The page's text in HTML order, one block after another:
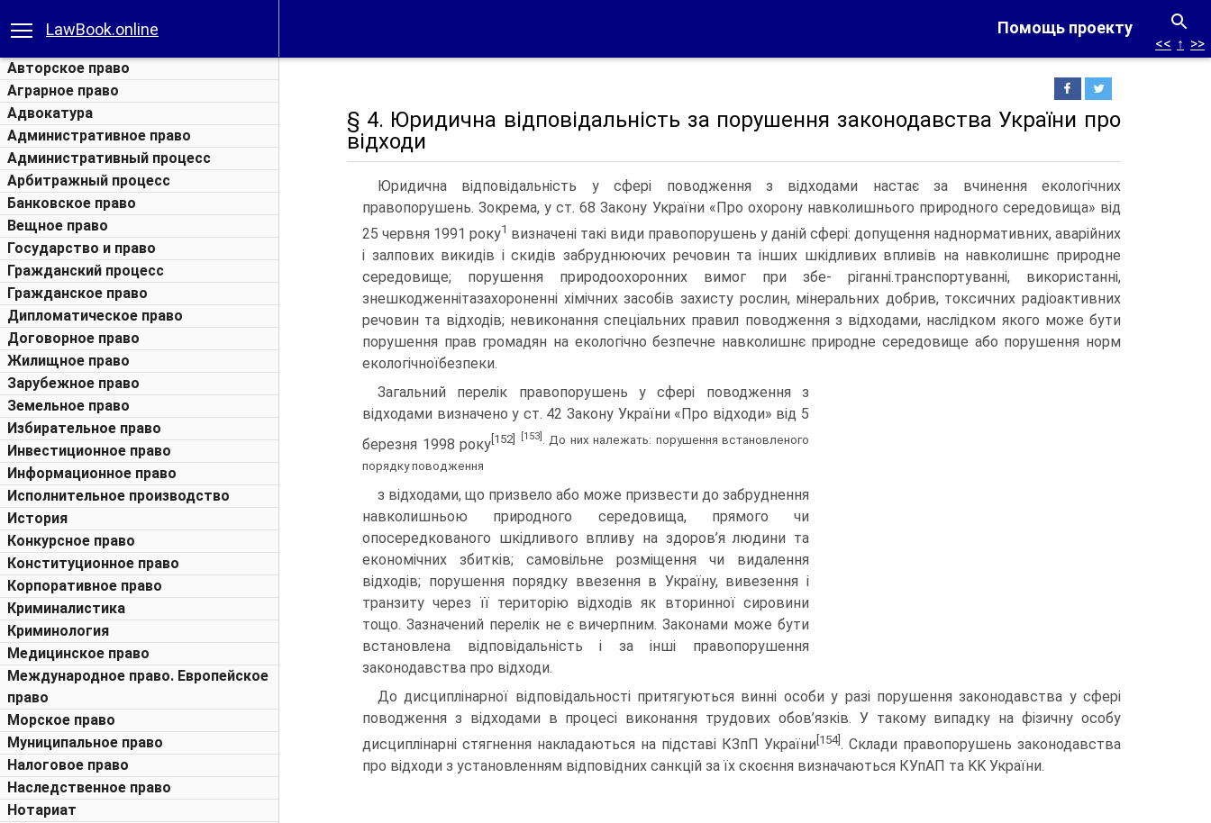
Помощь проекту
LawBook.online
Авторское право
Аграрное право
Адвокатура
Административное право
Административный процесс
Арбитражный процесс
Банковское право
Вещное право
Государство и право
Гражданский процесс
Гражданское право
Дипломатическое право
Договорное право
Жилищное право
Зарубежное право
Земельное право
Избирательное право
Инвестиционное право
Информационное право
Исполнительное производство
История
Конкурсное право
Конституционное право
Корпоративное право
Криминалистика
Криминология
Медицинское право
Международное право. Европейское
право
Морское право
Муниципальное право
Налоговое право
Наследственное право
Нотариат
<< ↑ >>
§ 4. Юридична відповідальність за порушення законодавства України про
відходи
Юридична відповідальність у сфері поводження з відходами настає за вчинення екологічних
правопорушень. Зокрема, у ст. 68 Закону України «Про охорону навколишнього природного середовища» від
25 червня 1991 року1 визначені такі види правопорушень у даній сфері: допущення наднормативних, аварійних
і залпових викидів і скидів забруднюючих речовин та інших шкідливих впливів на навколишнє природне
середовище; порушення природоохоронних вимог при збе- ріганні.транспортуванні, використанні,
знешкодженнітазахороненні хімічних засобів захисту рослин, мінеральних добрив, токсичних радіоактивних
речовин та відходів; невиконання спеціальних правил поводження з відходами, наслідком якого може бути
порушення прав громадян на екологічно безпечне навколишнє природне середовище або порушення норм
екологічноїбезпеки.
Загальний перелік правопорушень у сфері поводження з
відходами визначено у ст. 42 Закону України «Про відходи» від 5
березня 1998 року [152] [153]
. До них належать: порушення встановленого
порядку поводження
з відходами, що призвело або може призвести до забруднення
навколишньою природного середовища, прямого чи
опосередкованого шкідливого впливу на здоров’я людини та
економічних збитків; самовільне розміщення чи видалення
відходів; порушення порядку ввезення в Україну, вивезення і
транзиту через її територію відходів як вторинної сировини
тощо. Зазначений перелік не є вичерпним. Законами може бути
встановлена відповідальність і за інші правопорушення
законодавства про відходи.
До дисциплінарної відповідальності притягуються винні особи у разі порушення законодавства у сфері
поводження з відходами в процесі виконання трудових обов’язків. У такому випадку на фізичну особу
дисциплінарні стягнення накладаються на підставі КЗпП України [154]. Склади правопорушень законодавства
про відходи з установленням відповідних санкцій за їх скоєння визначаються КУпАП та KK України.